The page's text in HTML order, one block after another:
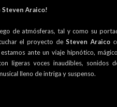
Steven Araico!
de atmósferas, tal y como su
el proyecto deSteven Araico
ante un viaje hipnótico,
ligeras voces inaudibles, sonidos
lleno de intriga y suspenso.